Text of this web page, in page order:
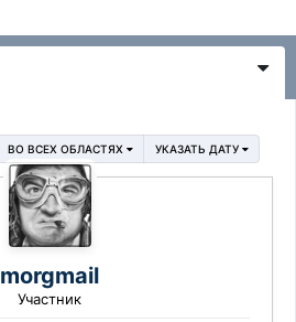
ВО ВСЕХ ОБЛАСТЯХ УКАЗАТЬ ДАТУ
morgmail
Участник